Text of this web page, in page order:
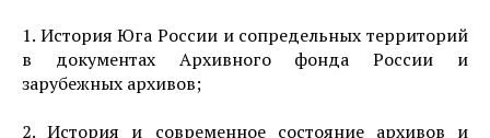
1. История Юга России и сопредельных территорий
в документах Архивного фонда России и
зарубежных архивов;
2. История и современное состояние архивов и